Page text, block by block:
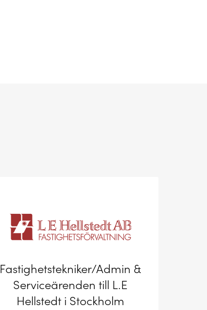
Fastighetstekniker/Admin &
Serviceärenden till L.E
Hellstedt i Stockholm